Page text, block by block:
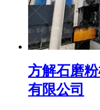
方解石磨
有限公司